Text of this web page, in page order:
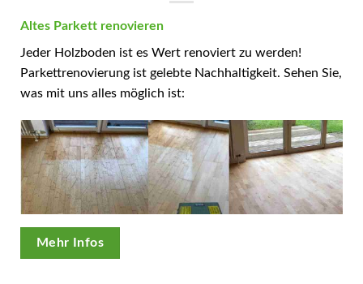
Altes Parkett renovieren
Jeder Holzboden ist es Wert renoviert zu werden!
Parkettrenovierung ist gelebte Nachhaltigkeit. Sehen Sie,
was mit uns alles möglich ist:
Mehr Infos